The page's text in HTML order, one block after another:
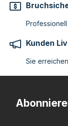
Kunden
Sie